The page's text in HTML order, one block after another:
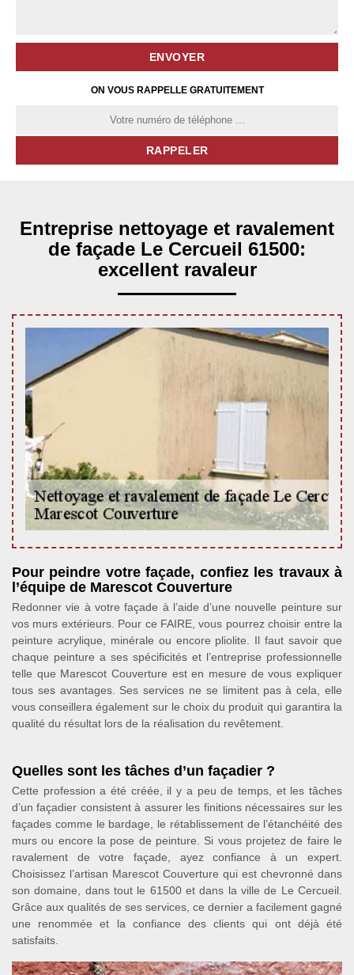
ON VOUS RAPPELLE GRATUITEMENT
Entreprise nettoyage et ravalement
de façade Le Cercueil 61500:
excellent ravaleur
Pour peindre votre façade, confiez les travaux à
l’équipe de Marescot Couverture
Redonner vie à votre façade à l’aide d’une nouvelle peinture sur
vos murs extérieurs. Pour ce FAIRE, vous pourrez choisir entre la
peinture acrylique, minérale ou encore pliolite. Il faut savoir que
chaque peinture a ses spécificités et l’entreprise professionnelle
telle que Marescot Couverture est en mesure de vous expliquer
tous ses avantages. Ses services ne se limitent pas à cela, elle
vous conseillera également sur le choix du produit qui garantira la
qualité du résultat lors de la réalisation du revêtement.
Quelles sont les tâches d’un façadier ?
Cette profession a été créée, il y a peu de temps, et les tâches
d’un façadier consistent à assurer les finitions nécessaires sur les
façades comme le bardage, le rétablissement de l’étanchéité des
murs ou encore la pose de peinture. Si vous projetez de faire le
ravalement de votre façade, ayez confiance à un expert.
Choisissez l’artisan Marescot Couverture qui est chevronné dans
son domaine, dans tout le 61500 et dans la ville de Le Cercueil.
Grâce aux qualités de ses services, ce dernier a facilement gagné
une renommée et la confiance des clients qui ont déjà été
satisfaits.